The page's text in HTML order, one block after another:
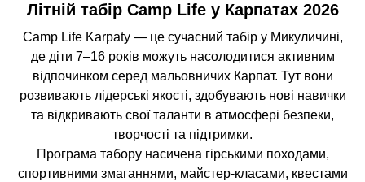
Літній табір Camp Life у Карпатах 2026
Camp Life Karpaty — це сучасний табір у Микуличині,
де діти 7–16 років можуть насолодитися активним
відпочинком серед мальовничих Карпат. Тут вони
розвивають лідерські якості, здобувають нові навички
та відкривають свої таланти в атмосфері безпеки,
творчості та підтримки.
Програма табору насичена гірськими походами,
спортивними змаганнями, майстер-класами, квестами